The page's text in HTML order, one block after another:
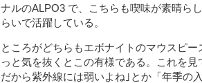
ナルのALPO3 で、こちらも喫味が素晴ら
らいで活躍している。
ところがどちらもエボナイトのマウスピ
っと気を抜くとこの有様である。これを
だから紫外線には弱いよね｣とか「年季の